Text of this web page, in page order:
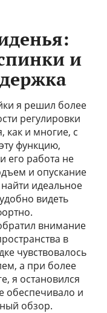
и
я решил более
регулировки
как и многие, с
функцию,
его работа не
и опускание
идеальное
видеть
внимание
в
чувствовалось
а при более
я остановился
обеспечивало и
обзор.